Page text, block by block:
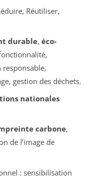
Réutiliser,
durable, éco-
gestion des déchets.
nationales
carbone,
de l’image de
: sensibilisation